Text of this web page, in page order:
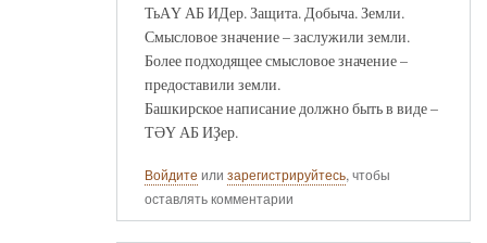
ТьАҮ АБ ИДер. Защита. Добыча. Земли.
Смысловое значение – заслужили земли.
Более подходящее смысловое значение –
предоставили земли.
Башкирское написание должно быть в виде –
ТӘҮ АБ ИҘер.
Войдите или зарегистрируйтесь, чтобы
оставлять комментарии